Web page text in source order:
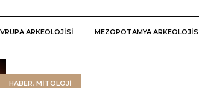
ARKEOLOJISI MEZOPOTAMYA
HABER, MİTOLOJİ